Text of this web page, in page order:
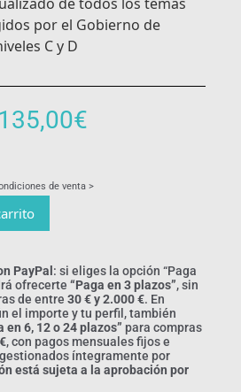
por el Gobierno de
C y D
135,00€
de venta >
PayPal : si eliges la opción “Paga
ofrecerte “Paga en 3 plazos”, sin
de entre 30 € y 2.000 €. En
el importe y tu perfil, también
en 6, 12 o 24 plazos” para compras
, con pagos mensuales fijos e
íntegramente por
está sujeta a la aprobación por